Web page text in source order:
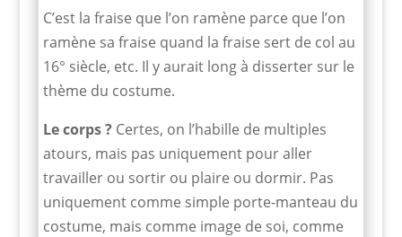
C’est la fraise que l’on ramène parce que l’on
ramène sa fraise quand la fraise sert de col au
16° siècle, etc. Il y aurait long à disserter sur le
thème du costume.
Le corps ?Certes, on l’habille de multiples
atours, mais pas uniquement pour aller
travailler ou sortir ou plaire ou dormir. Pas
uniquement comme simple porte-manteau du
costume, mais comme image de soi, comme